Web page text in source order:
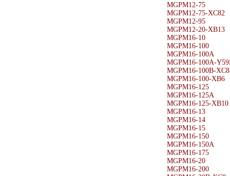
MGPM12-75
MGPM12-75-XC82
MGPM12-95
MGPM12-20-XB13
MGPM16-10
MGPM16-100
MGPM16-100A
MGPM16-100A-
MGPM16-100B-XC8
MGPM16-100-XB6
MGPM16-125
MGPM16-125A
MGPM16-125-XB10
MGPM16-13
MGPM16-14
MGPM16-15
MGPM16-150
MGPM16-150A
MGPM16-175
MGPM16-20
MGPM16-200